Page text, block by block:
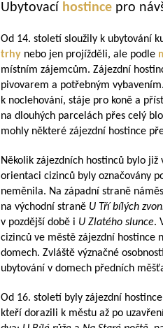
Ubytovací hostince pro
Od 14. století sloužily k ubytování
trhy nebo jen projížděli, ale podle
místním zájemcům. Zájezdní
pivovarem a potřebným
k noclehování, stáje pro koně a
na dlouhých parcelách přes celý
mohly některé zájezdní hostince
Několik zájezdních hostinců bylo
orientaci cizinců byly označovány
neměnila. Na západní straně
na východní straně U Tří bílých
v pozdější době i U Zlatého slunce.
cizinců ve městě zájezdní hostince
domech. Zvláště význačné
ubytování v domech předních
Od 16. století byly zájezdní
kteří dorazili k městu až po